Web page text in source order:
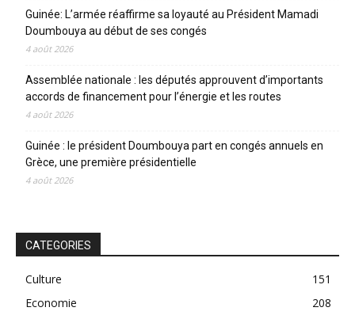
Guinée: L’armée réaffirme sa loyauté au Président Mamadi
Doumbouya au début de ses congés
4 août 2026
Assemblée nationale : les députés approuvent d’importants
accords de financement pour l’énergie et les routes
4 août 2026
Guinée : le président Doumbouya part en congés annuels en
Grèce, une première présidentielle
4 août 2026
CATEGORIES
Culture
151
Economie
208